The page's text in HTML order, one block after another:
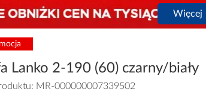
Więcej
Lanko 2-190 (60) czarny/biały
MR-000000007339502